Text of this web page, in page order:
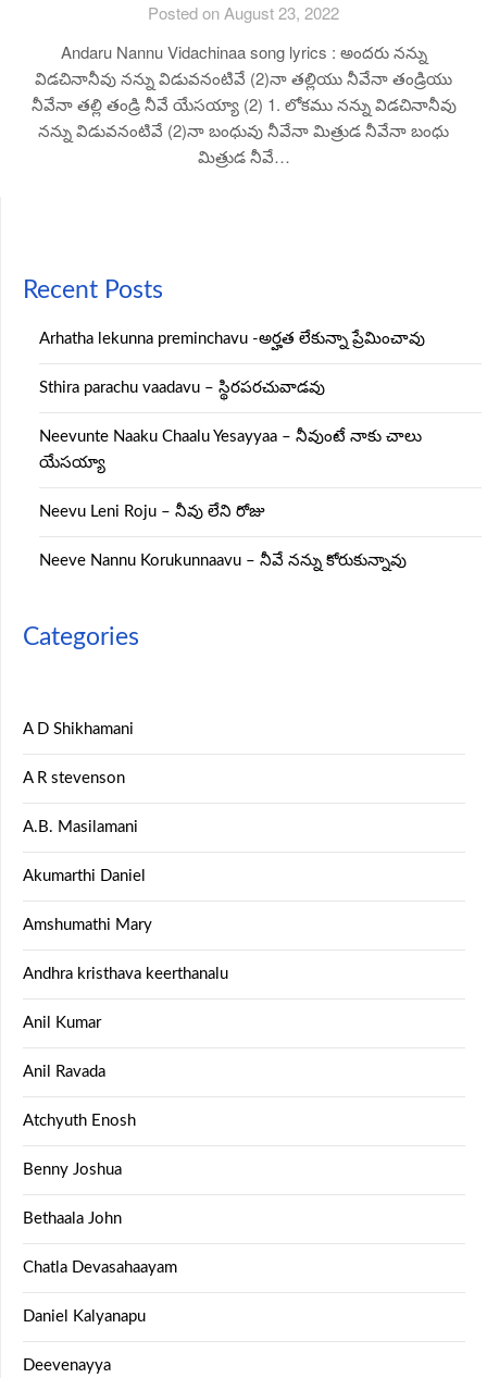
Posted on August 23, 2022
Andaru Nannu Vidachinaa song lyrics : అందరు నన్ను
విడచినానీవు నన్ను విడువనంటివే (2)నా తల్లియు నీవేనా తండ్రియు
నీవేనా తల్లి తండ్రి నీవే యేసయ్యా (2) 1. లోకము నన్ను విడచినానీవు
నన్ను విడువనంటివే (2)నా బంధువు నీవేనా మిత్రుడ నీవేనా బంధు
మిత్రుడ నీవే…
Recent Posts
Arhatha lekunna preminchavu -అర్హత లేకున్నా ప్రేమించావు
Sthira parachu vaadavu – స్థిరపరచువాడవు
Neevunte Naaku Chaalu Yesayyaa – నీవుంటే నాకు చాలు
యేసయ్యా
Neevu Leni Roju – నీవు లేని రోజు
Neeve Nannu Korukunnaavu – నీవే నన్ను కోరుకున్నావు
Categories
A D Shikhamani
A R stevenson
A.B. Masilamani
Akumarthi Daniel
Amshumathi Mary
Andhra kristhava keerthanalu
Anil Kumar
Anil Ravada
Atchyuth Enosh
Benny Joshua
Bethaala John
Chatla Devasahaayam
Daniel Kalyanapu
Deevenayya